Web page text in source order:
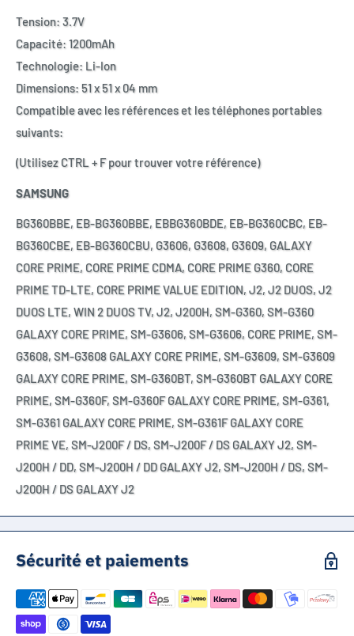
Tension: 3.7V
Capacité: 1200mAh
Technologie: Li-Ion
Dimensions: 51 x 51 x 04 mm
Compatible avec les références et les téléphones portables
suivants:
(Utilisez CTRL + F pour trouver votre référence)
SAMSUNG
BG360BBE, EB-BG360BBE, EBBG360BDE, EB-BG360CBC, EB-
BG360CBE, EB-BG360CBU, G3606, G3608, G3609, GALAXY
CORE PRIME, CORE PRIME CDMA, CORE PRIME G360, CORE
PRIME TD-LTE, CORE PRIME VALUE EDITION, J2, J2 DUOS, J2
DUOS LTE, WIN 2 DUOS TV, J2, J200H, SM-G360, SM-G360
GALAXY CORE PRIME, SM-G3606, SM-G3606, CORE PRIME, SM-
G3608, SM-G3608 GALAXY CORE PRIME, SM-G3609, SM-G3609
GALAXY CORE PRIME, SM-G360BT, SM-G360BT GALAXY CORE
PRIME, SM-G360F, SM-G360F GALAXY CORE PRIME, SM-G361,
SM-G361 GALAXY CORE PRIME, SM-G361F GALAXY CORE
PRIME VE, SM-J200F / DS, SM-J200F / DS GALAXY J2, SM-
J200H / DD, SM-J200H / DD GALAXY J2, SM-J200H / DS, SM-
J200H / DS GALAXY J2
Sécurité et paiements